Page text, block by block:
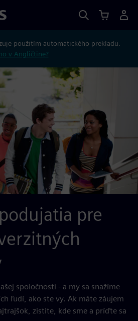
použitím automatického prekladu.
v Angličtine?
pre
spoločnosti - a my sa snažíme
ľudí, ako ste vy. Ak máte záujem
zistite, kde sme a príďte sa